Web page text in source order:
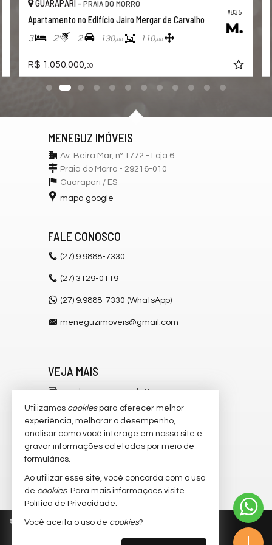
Piscina
Espaço Fitness
Portaria 24h
Portão Eletrônico
Playground
Brinquedoteca
Automação Predial
Espaço Zen
Pìscina Térmica
Entrada para Banhistas
Hall Decorado e Mobiliado
Estar Social
Endereço:
Praia do Morro
Guarapari /
ver mapa abaixo
#835
GUARAPARI -PRAIA DO MORRO
Apartamento no Edifício Jairo Mergar de Carvalho
3 2 2 130,00 110,00
R$ 1.050.000,00
MENEGUZ IMÓVEIS
Av. Beira Mar, nº 1772 - Loja 6
Praia do Morro - 29216-010
Guarapari / ES
mapa google
FALE CONOSCO
(27) 9.9888-7330
(27) 3129-0119
(27) 9.9888-7330 (WhatsApp)
meneguzimoveis@gmail.com
VEJA MAIS
receba nosso newsletter
cadastre seu imóvel
imóveis favoritos
mapa de imóveis
trabalhe conosco
© 2026 CRECI/ES 6.546-J Política de Privacidade
Utilizamos cookiespara oferecer melhor
experiência, melhorar o desempenho,
analisar como você interage em nosso site e
gravar informações coletadas por meio de
formulários.
Ao utilizar esse site, você concorda com o uso
de cookies. Para mais informações visite
Política de Privacidade.
Você aceita o uso de cookies?